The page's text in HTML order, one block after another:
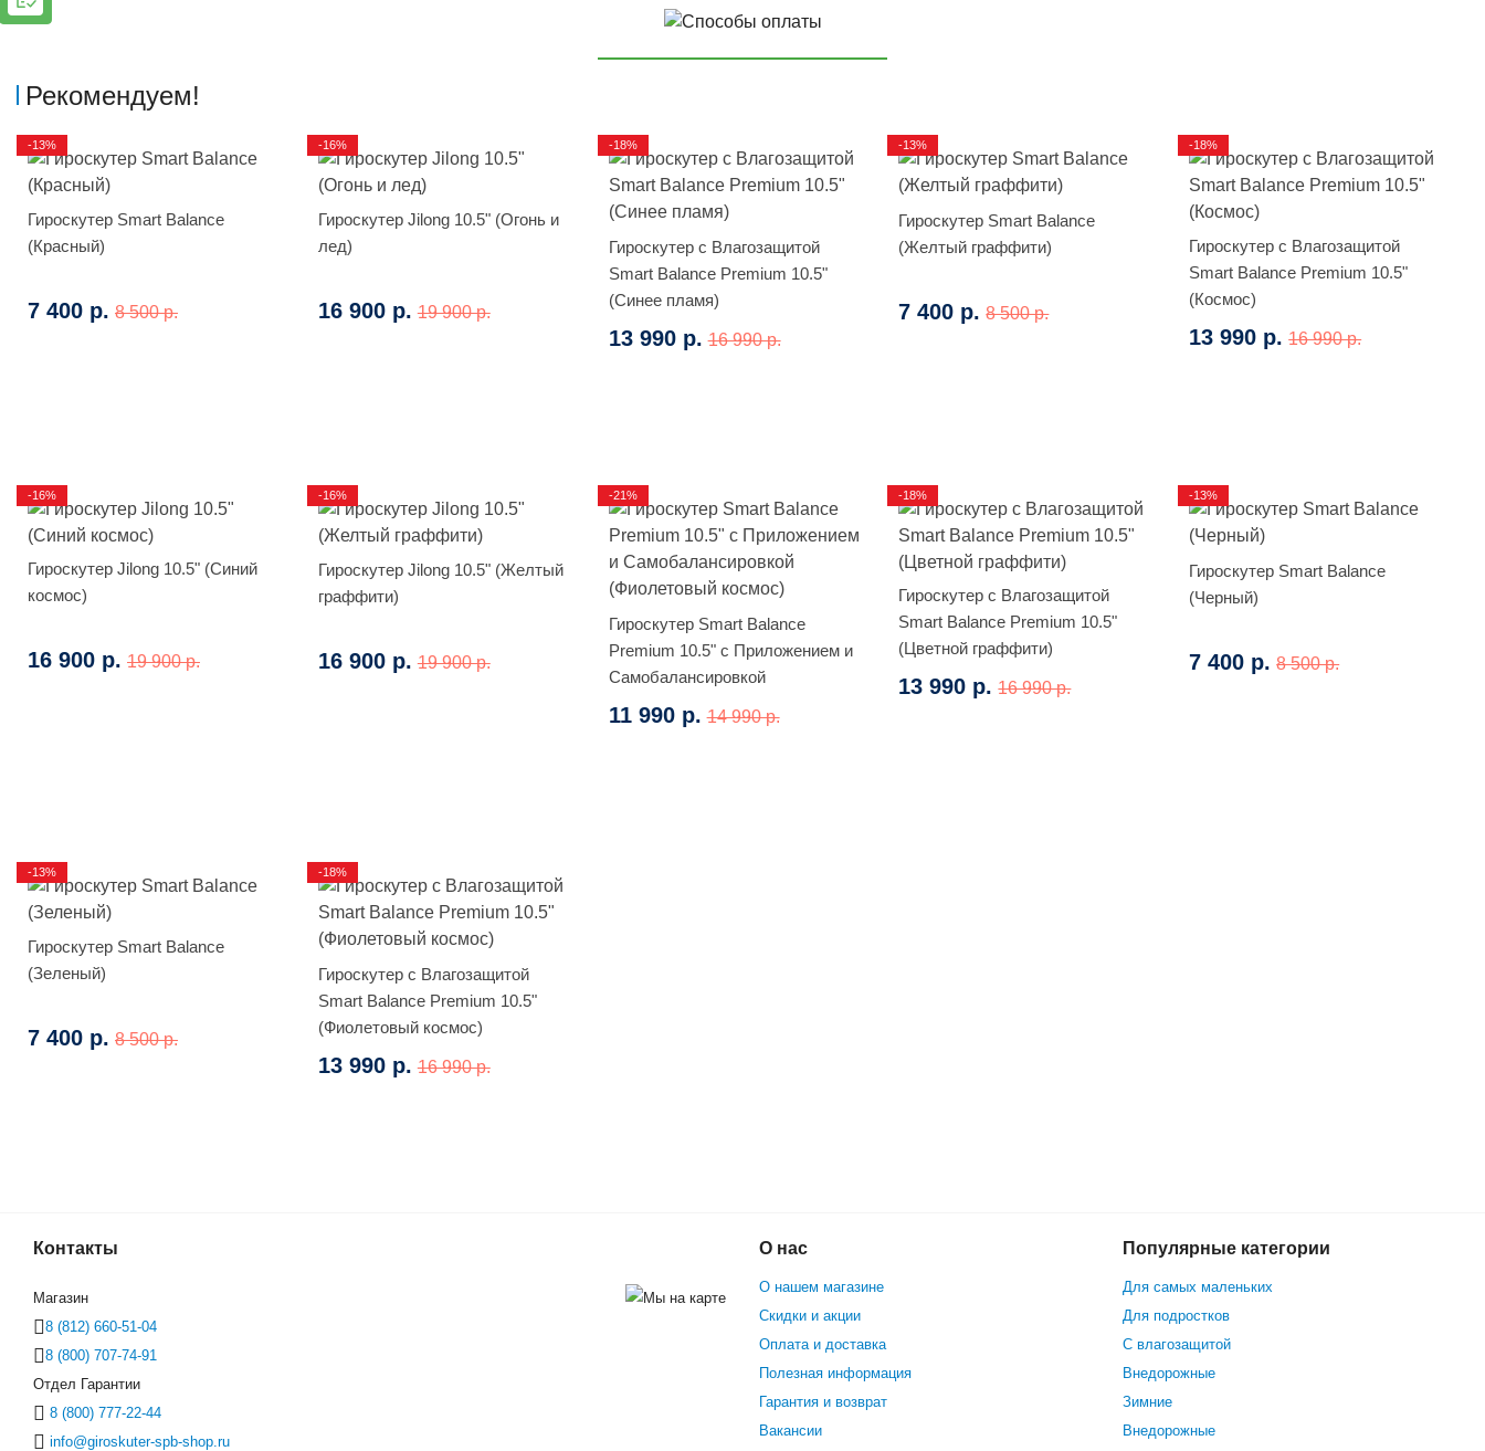
Рекомендуем!
Гироскутер Smart Balance
(Красный)
7 400 р. 8 500 р.
-13%
Гироскутер Jilong 10.5" (Огонь и
лед)
16 900 р. 19 900 р.
-16%
Гироскутер с Влагозащитой
Smart Balance Premium 10.5"
(Синее пламя)
13 990 р. 16 990 р.
-18%
Гироскутер Smart Balance
(Желтый граффити)
7 400 р. 8 500 р.
-13%
Гироскутер с Влагозащитой
Smart Balance Premium 10.5"
(Космос)
13 990 р. 16 990 р.
-18%
Гироскутер Jilong 10.5" (Синий
космос)
16 900 р. 19 900 р.
-16%
Гироскутер Jilong 10.5" (Желтый
граффити)
16 900 р. 19 900 р.
-16%
Гироскутер Smart Balance
Premium 10.5" с Приложением и
Самобалансировкой
(Фиолетовый космос)
11 990 р. 14 990 р.
-21%
Гироскутер с Влагозащитой
Smart Balance Premium 10.5"
(Цветной граффити)
13 990 р. 16 990 р.
-18%
Гироскутер Smart Balance
(Черный)
7 400 р. 8 500 р.
-13%
Гироскутер Smart Balance
(Зеленый)
7 400 р. 8 500 р.
-13%
Гироскутер с Влагозащитой
Smart Balance Premium 10.5"
(Фиолетовый космос)
13 990 р. 16 990 р.
-18%
Детский Гироскутер Smart Balance Umka
6 900 р.
5 500 р.
Контакты
Магазин
8 (812) 660-51-04
8 (800) 707-74-91
Отдел Гарантии
8 (800) 777-22-44
info@giroskuter-spb-shop.ru
О нас
О нашем магазине
Скидки и акции
Оплата и доставка
Полезная информация
Гарантия и возврат
Вакансии
Популярные категории
Для самых маленьких
Для подростков
С влагозащитой
Внедорожные
Зимние
Внедорожные